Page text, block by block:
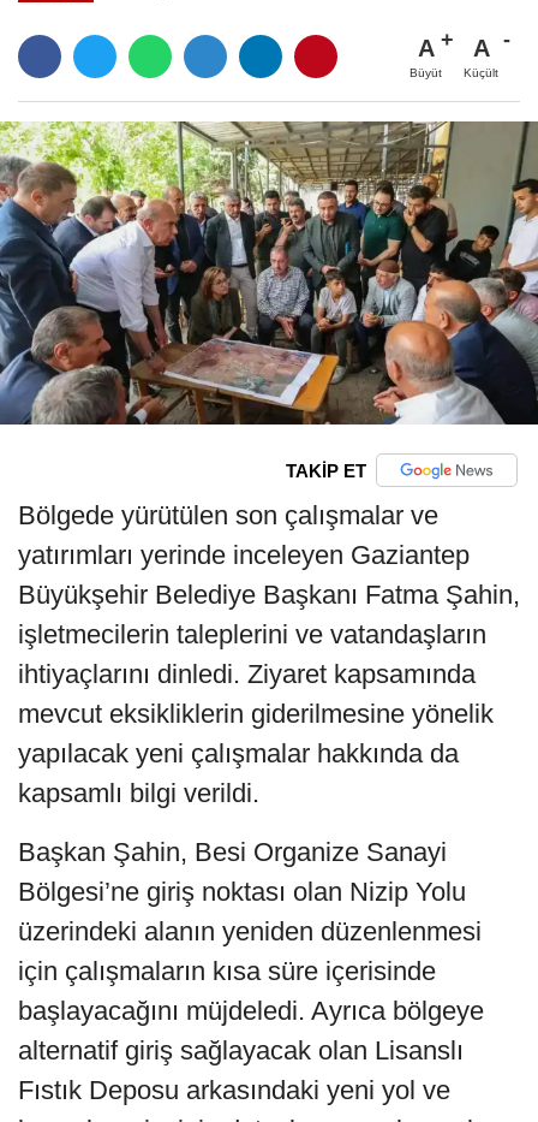
A
Büyüt
A
Küçült
TAKİP ET
Bölgede yürütülen son çalışmalar ve
yatırımları yerinde inceleyen Gaziantep
Büyükşehir Belediye Başkanı Fatma Şahin,
işletmecilerin taleplerini ve vatandaşların
ihtiyaçlarını dinledi. Ziyaret kapsamında
mevcut eksikliklerin giderilmesine yönelik
yapılacak yeni çalışmalar hakkında da
kapsamlı bilgi verildi.
Başkan Şahin, Besi Organize Sanayi
Bölgesi’ne giriş noktası olan Nizip Yolu
üzerindeki alanın yeniden düzenlenmesi
için çalışmaların kısa süre içerisinde
başlayacağını müjdeledi. Ayrıca bölgeye
alternatif giriş sağlayacak olan Lisanslı
Fıstık Deposu arkasındaki yeni yol ve